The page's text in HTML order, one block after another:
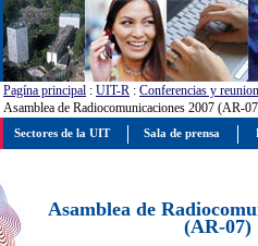
Pagína principal : UIT-R : Conferencias y
Asamblea de Radiocomunicaciones 2007 (AR-
Asamblea de
(AR-07)
Sectores de la UIT Sala de prensa